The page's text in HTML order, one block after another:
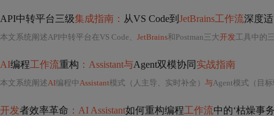
API中转平台三级集成指南： 从VS Code到 JetBrains工作流深度
本文系统阐述API中转平台在VS Code、 JetBrains和Postman三大开发工具中的
AI编程工作流重构 ：Assistant与Agent双模协同 实战指南
本文系统阐述AI编程中Assistant模式（人主导、实时补全） 与Agent模式（目
开发者效率革命 ：AI Assistant如何重构编程工作流中的‘枯燥事